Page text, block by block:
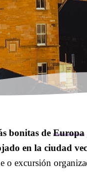
bonitas de Europa
en la ciudad
o excursión